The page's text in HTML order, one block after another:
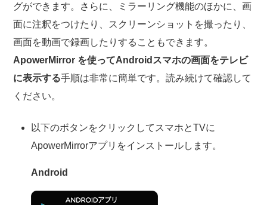
グができます。さらに、ミラーリング機能のほかに、画
面に注釈をつけたり、スクリーンショットを撮ったり、
画面を動画で録画したりすることもできます。
ApowerMirror を使ってAndroidスマホの画面をテレビ
に表示する手順は非常に簡単です。読み続けて確認して
ください。
以下のボタンをクリックしてスマホとTVに
ApowerMirrorアプリをインストールします。
Android